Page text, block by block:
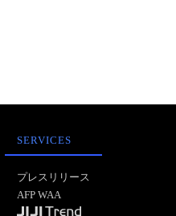
SERVICES
プレスリリース
AFP WAA